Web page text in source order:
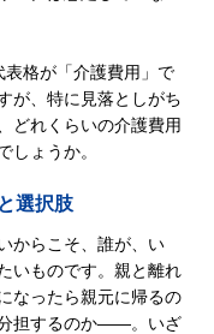
格が「介護費用」で
が、特に見落としがち
どれくらいの介護費用
しょうか。
選択肢
からこそ、誰が、い
いものです。親と離れ
なったら親元に帰るの
担するのか――。いざ